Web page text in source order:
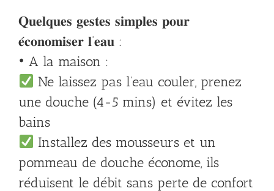
𝐐𝐮𝐞𝐥𝐪𝐮𝐞𝐬 𝐠𝐞𝐬𝐭𝐞𝐬 𝐬𝐢𝐦𝐩𝐥𝐞𝐬 𝐩𝐨𝐮𝐫
𝐞́𝐜𝐨𝐧𝐨𝐦𝐢𝐬𝐞𝐫 𝐥’𝐞𝐚𝐮 :
• A la maison :
Ne laissez pas l’eau couler, prenez
une douche (4-5 mins) et évitez les
bains
Installez des mousseurs et un
pommeau de douche économe, ils
réduisent le débit sans perte de confort